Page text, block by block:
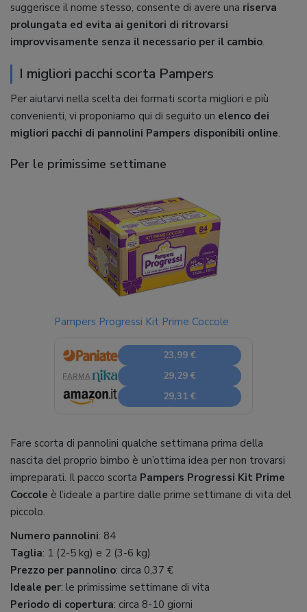
suggerisce il nome stesso, consente di avere una riserva
prolungata ed evita ai genitori di ritrovarsi
improvvisamente senza il necessario per il cambio.
I migliori pacchi scorta Pampers
Per aiutarvi nella scelta dei formati scorta migliori e più
convenienti, vi proponiamo qui di seguito un elenco dei
migliori pacchi di pannolini Pampers disponibili online.
Per le primissime settimane
Pampers Progressi Kit Prime Coccole
23,99 €
29,29 €
29,31 €
Fare scorta di pannolini qualche settimana prima della
nascita del proprio bimbo è un’ottima idea per non trovarsi
impreparati. Il pacco scorta Pampers Progressi Kit Prime
Coccole è l’ideale a partire dalle prime settimane di vita del
piccolo.
Numero pannolini: 84
Taglia: 1 (2-5 kg) e 2 (3-6 kg)
Prezzo per pannolino: circa 0,37 €
Ideale per: le primissime settimane di vita
Periodo di copertura: circa 8-10 giorni